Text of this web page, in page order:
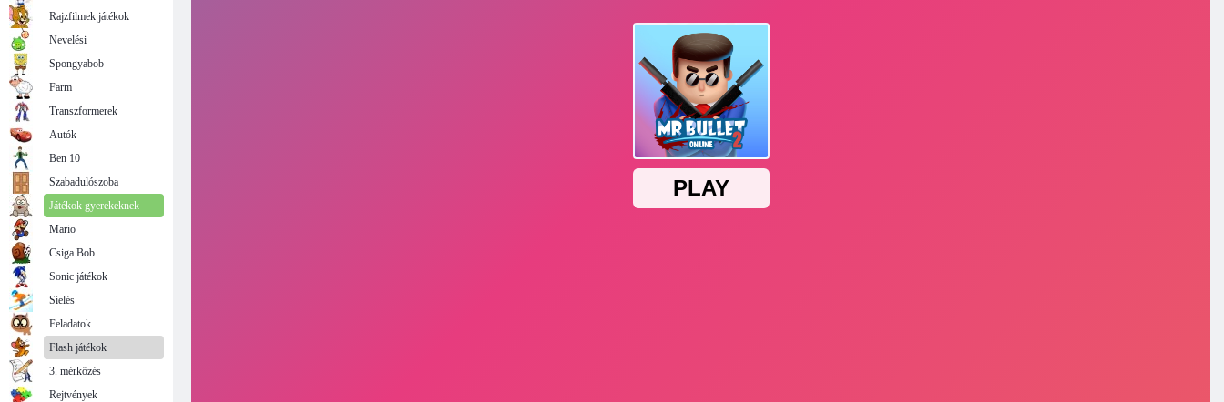
Rajzfilmek játékok
Nevelési
Spongyabob
Farm
Transzformerek
Autók
Ben 10
Szabadulószoba
Játékok gyerekeknek
Mario
Csiga Bob
Sonic játékok
Síelés
Feladatok
Flash játékok
3. mérkőzés
Rejtvények